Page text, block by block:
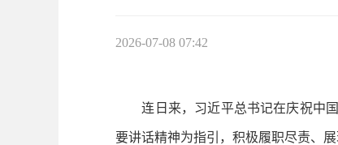
2026-07-08 07:42
连日来，习近平总书记在庆祝中国
要讲话精神为指引，积极履职尽责、